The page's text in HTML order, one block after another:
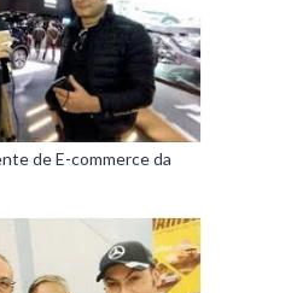
de E-commerce da